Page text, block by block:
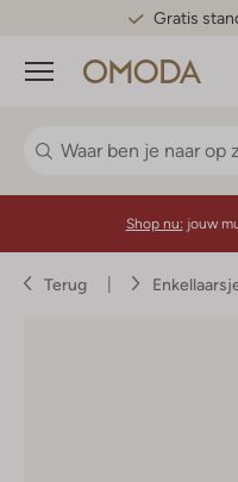
Gratis
Menu
Shop nu: jouw
Terug